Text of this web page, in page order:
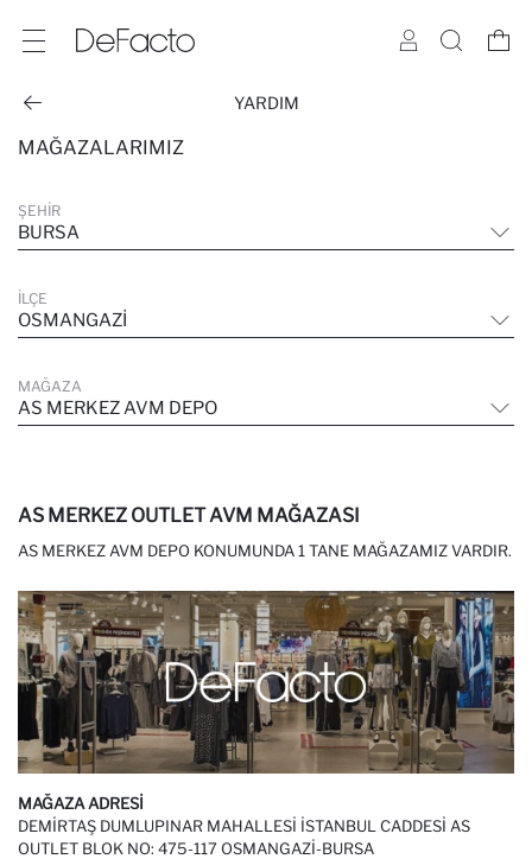
YARDIM
MAĞAZALARIMIZ
ŞEHIR
BURSA
İLÇE
OSMANGAZI
MAĞAZA
AS MERKEZ AVM DEPO
AS MERKEZ OUTLET AVM MAĞAZASI
AS MERKEZ AVM DEPO KONUMUNDA 1 TANE MAĞAZAMIZ VARDIR.
MAĞAZA ADRESI
DEMIRTAŞ DUMLUPINAR MAHALLESI İSTANBUL CADDESI AS
OUTLET BLOK NO: 475-117 OSMANGAZI-BURSA